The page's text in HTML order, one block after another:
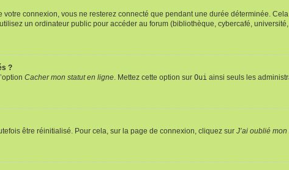
votre connexion, vous ne resterez connecté que pendant une durée déterminée.
un ordinateur public pour accéder au forum (bibliothèque, cybercafé,
?
Cacher mon statut en ligne. Mettez cette option sur Oui ainsi seuls les
être réinitialisé. Pour cela, sur la page de connexion, cliquez sur J’ai oublié